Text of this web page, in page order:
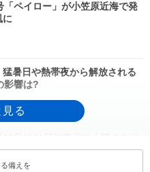
「ペイロー」が小笠原近海で発
暑日や熱帯夜から解放される
影響は?
多い
備えを